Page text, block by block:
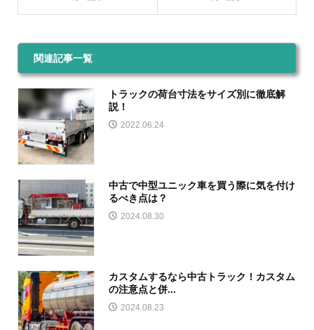
関連記事一覧
トラックの荷台寸法をサイズ別に徹底解
説！
2022.06.24
中古で中型ユニック車を買う際に気を付け
るべき点は？
2024.08.30
カスタムするなら中古トラック！カスタム
の注意点と併...
2024.08.23